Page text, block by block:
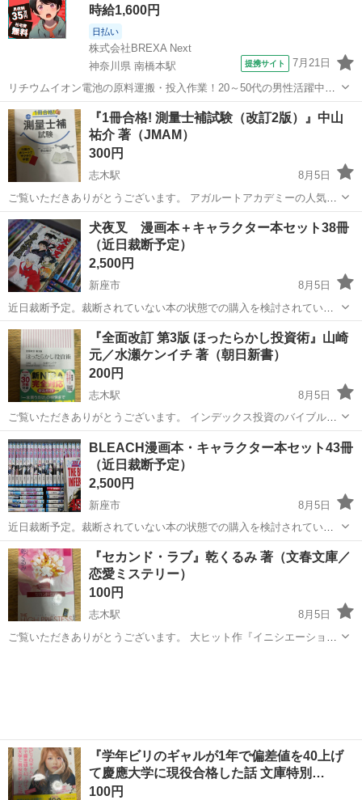
時給1,600円
日払い
株式会社BREXA Next
神奈川県 南橋本駅
提携サイト 7月21日
リチウムイオン電池の原料運搬・投入作業！20～50代の男性活躍中★
ワンルーム寮完備！赴任旅費会社負担！年間休日130日★フォークリフ
ト免許お持ちの方、活躍中！就業先食堂利用可★《神奈川県相模原
市》 人気の工場のお仕事 ◇電...
神奈川 相模原市 南橋本駅 その他
『1冊合格! 測量士補試験（改訂2版）』中山
祐介 著（JMAM）
300円
志木駅
8月5日
ご覧いただきありがとうございます。 アガルートアカデミーの人気講
師・中山祐介先生によるテキスト『1冊合格! 測量士補試験（改訂2
版）』（日本能率協会マネジメントセンター）です。 効率よく合格を
目指せるコンパクトな解説と、...
埼玉 志木市 志木駅 本/CD/DVD
犬夜叉 漫画本＋キャラクター本セット38冊
（近日裁断予定）
2,500円
新座市
8月5日
近日裁断予定。裁断されていない本の状態での購入を検討されている
方はお早めにどうぞ。 裁断後は1,000円（予定）で出品後、買い手が
見つからない場合はリサイクル処分する予定です。 セット内容 １～２
７巻 ２９～３...
埼玉 新座市 マンガ、コミック、アニメ 犬夜叉
『全面改訂 第3版 ほったらかし投資術』山崎
元／水瀬ケンイチ 著（朝日新書）
200円
志木駅
8月5日
ご覧いただきありがとうございます。 インデックス投資のバイブルと
して大ヒットしている『全面改訂 第3版 ほったらかし投資術』（朝日
新書）です。 新NISAに完全対応した最新の改訂版で、初心者から上級
者まで「これ一冊読めば...
埼玉 志木市 本/CD/DVD
BLEACH漫画本・キャラクター本セット43冊
（近日裁断予定）
2,500円
新座市
8月5日
近日裁断予定。裁断されていない本の状態での購入を検討されている
方はお早めにどうぞ。 裁断後は1,000円（予定）で出品後、買い手が
見つからない場合はリサイクル処分する予定です。 セット内容 １～４
０巻、４５巻、４６...
埼玉 新座市 マンガ、コミック、アニメ BLEACH
『セカンド・ラブ』乾くるみ 著（文春文庫／
恋愛ミステリー）
100円
志木駅
8月5日
ご覧いただきありがとうございます。 大ヒット作『イニシエーショ
『学年ビリのギャルが1年で偏差値を40上げ
て慶應大学に現役合格した話 文庫特別…
100円